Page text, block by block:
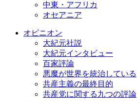
中東・アフリカ
オセアニア
オピニオン
大紀元社説
大紀元インタビュー
百家評論
悪魔が世界を統治している
共産主義の最終目的
共産党に関する九つの評論